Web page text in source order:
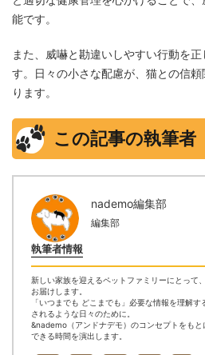
能です。
また、威嚇と勘違いしやすい行動を
す。日々の小さな配慮が、猫との信
ります。
この記事の執筆者
執筆者情報
nademo編集部
編集部
新しい家族を迎えるペットファミリーにとって
お届けします。
「いつまでも どこまでも」必要な情報を理解
されるような日々のために。
&nademo（アンドナデモ）のコンセプトをも
できる時間を演出します。